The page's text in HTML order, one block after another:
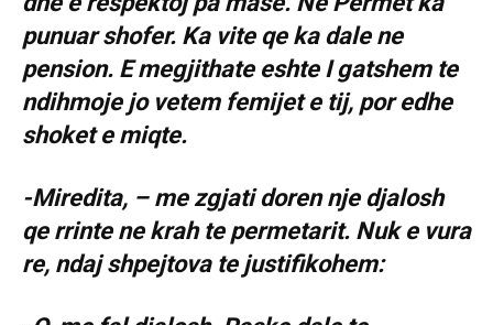
punuar shofer. Ka vite qe ka dale ne
pension. E megjithate eshte I gatshem te
ndihmoje jo vetem femijet e tij, por edhe
shoket e miqte.
-Miredita, – me zgjati doren nje djalosh
qe rrinte ne krah te permetarit. Nuk e vura
re, ndaj shpejtova te justifikohem: